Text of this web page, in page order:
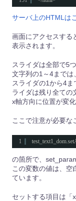
サーバ上のHTMLは
画面にアクセスする
表示されます。
スライダは全部で5
文字列の1～4までは
スライダの1から4ま
ライダは残り全ての
x軸方向に位置が変化
ここで注意が必要な
1
の箇所で、
この変数の値は、空
ています。
セットする項目は「